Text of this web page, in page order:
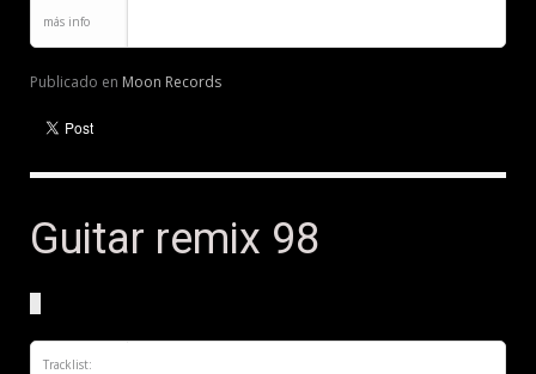
más info
Publicado en Moon Records
Guitar remix 98
Tracklist: